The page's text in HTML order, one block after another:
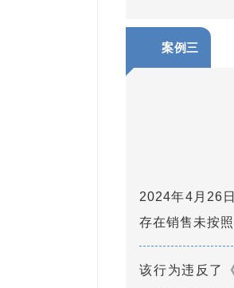
案例三
2024年4月26
存在销售未按
该行为违反了